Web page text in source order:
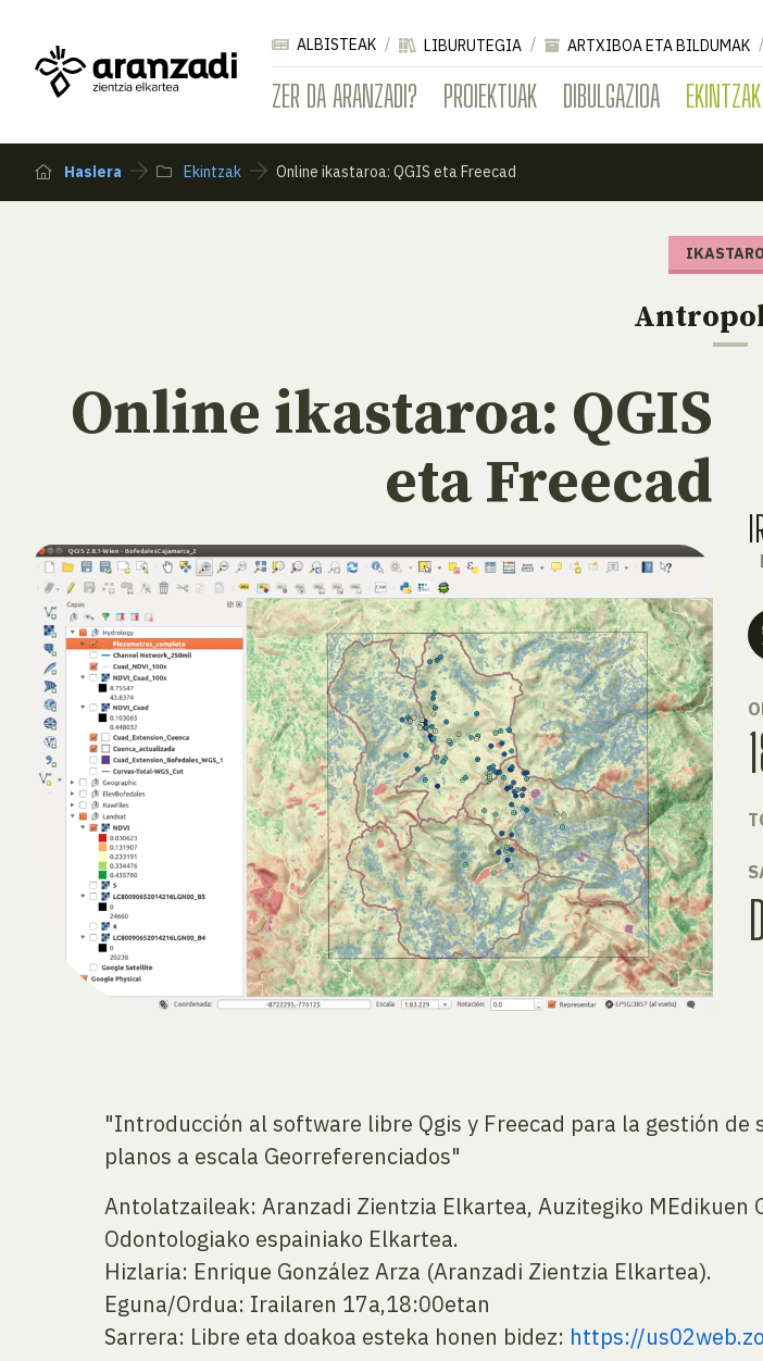
ZER DA ARANZADI? PROIEKTUAK DIBULGAZIOA EKINTZAK
ALBISTEAK LIBURUTEGIA ARTXIBOA ETA BILDUMAK
Hasiera Ekintzak Online ikastaroa: QGIS eta Freecad
Online ikastaroa: QGIS
eta Freecad
"Introducción al software libre Qgis y Freecad para la gestión
planos a escala Georreferenciados"
Antolatzaileak: Aranzadi Zientzia Elkartea, Auzitegiko
Odontologiako espainiako Elkartea.
Hizlaria: Enrique González Arza (Aranzadi Zientzia Elkartea).
Eguna/Ordua: Irailaren 17a,18:00etan
Sarrera: Libre eta doakoa esteka honen bidez: https://